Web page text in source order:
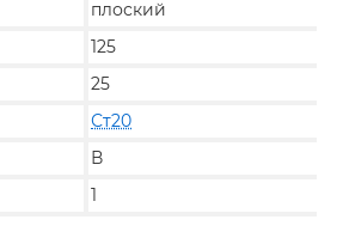
плоский
125
25
Ст20
В
1